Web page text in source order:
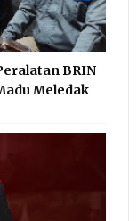
BRIN
Meledak